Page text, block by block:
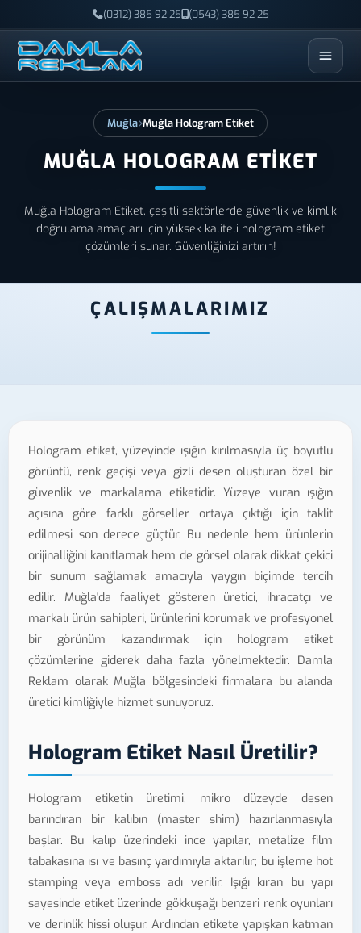
(0312) 385 92 25 (0543) 385 92 25
ESC
Muğla Muğla Hologram Etiket
MUĞLA HOLOGRAM ETIKET
Muğla Hologram Etiket, çeşitli sektörlerde güvenlik ve kimlik
doğrulama amaçları için yüksek kaliteli hologram etiket
çözümleri sunar. Güvenliğinizi artırın!
ÇALIŞMALARIMIZ
Hologram etiket, yüzeyinde ışığın kırılmasıyla üç boyutlu
görüntü, renk geçişi veya gizli desen oluşturan özel bir
güvenlik ve markalama etiketidir. Yüzeye vuran ışığın
açısına göre farklı görseller ortaya çıktığı için taklit
edilmesi son derece güçtür. Bu nedenle hem ürünlerin
orijinalliğini kanıtlamak hem de görsel olarak dikkat çekici
bir sunum sağlamak amacıyla yaygın biçimde tercih
edilir. Muğla'da faaliyet gösteren üretici, ihracatçı ve
markalı ürün sahipleri, ürünlerini korumak ve profesyonel
bir görünüm kazandırmak için hologram etiket
çözümlerine giderek daha fazla yönelmektedir. Damla
Reklam olarak Muğla bölgesindeki firmalara bu alanda
üretici kimliğiyle hizmet sunuyoruz.
Hologram Etiket Nasıl Üretilir?
Hologram etiketin üretimi, mikro düzeyde desen
barındıran bir kalıbın (master shim) hazırlanmasıyla
başlar. Bu kalıp üzerindeki ince yapılar, metalize film
tabakasına ısı ve basınç yardımıyla aktarılır; bu işleme hot
stamping veya emboss adı verilir. Işığı kıran bu yapı
sayesinde etiket üzerinde gökkuşağı benzeri renk oyunları
ve derinlik hissi oluşur. Ardından etikete yapışkan katman